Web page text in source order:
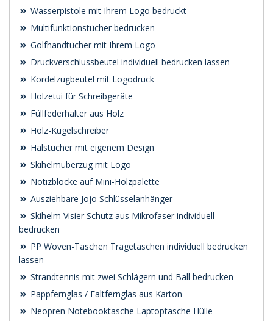
Wasserpistole mit Ihrem Logo bedruckt
Multifunktionstücher bedrucken
Golfhandtücher mit Ihrem Logo
Druckverschlussbeutel individuell bedrucken lassen
Kordelzugbeutel mit Logodruck
Holzetui für Schreibgeräte
Füllfederhalter aus Holz
Holz-Kugelschreiber
Halstücher mit eigenem Design
Skihelmüberzug mit Logo
Notizblöcke auf Mini-Holzpalette
Ausziehbare Jojo Schlüsselanhänger
Skihelm Visier Schutz aus Mikrofaser individuell
bedrucken
PP Woven-Taschen Tragetaschen individuell bedrucken
lassen
Strandtennis mit zwei Schlägern und Ball bedrucken
Pappfernglas / Faltfernglas aus Karton
Neopren Notebooktasche Laptoptasche Hülle